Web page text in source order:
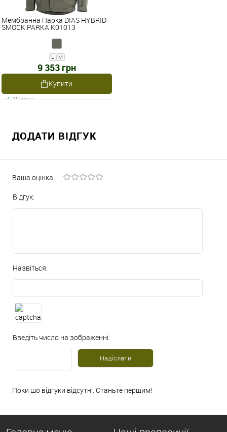
Мембранна Парка DIAS HYBRID
SMOCK PARKA K01013
L M
9 353 грн
Купити
Наявне
ДОДАТИ ВІДГУК
Ваша оцінка:
Відгук:
Назвіться:
Введіть число на зображенні:
Поки що відгуки відсутні. Станьте першим!